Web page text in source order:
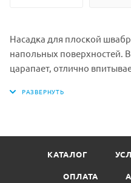
Насадка для плоской
напольных поверхностей.
царапает, отлично
Вид МОПа:прошитый
Производитель: ТЕХТОР
КАТАЛОГ
ОПЛАТА